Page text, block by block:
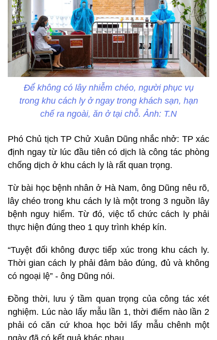
Để không có lây nhiễm chéo, người phục vụ
trong khu cách ly ở ngay trong khách sạn, hạn
chế ra ngoài, ăn ở tại chỗ. Ảnh: T.N
Phó Chủ tịch TP Chử Xuân Dũng nhắc nhở: TP xác
định ngay từ lúc đầu tiên có dịch là công tác phòng
chống dịch ở khu cách ly là rất quan trọng.
Từ bài học bệnh nhân ở Hà Nam, ông Dũng nêu rõ,
lây chéo trong khu cách ly là một trong 3 nguồn lây
bệnh nguy hiểm. Từ đó, việc tổ chức cách ly phải
thực hiện đúng theo 1 quy trình khép kín.
“Tuyệt đối không được tiếp xúc trong khu cách ly.
Thời gian cách ly phải đảm bảo đúng, đủ và không
có ngoại lệ” - ông Dũng nói.
Đồng thời, lưu ý tầm quan trọng của công tác xét
nghiệm. Lúc nào lấy mẫu lần 1, thời điểm nào lần 2
phải có căn cứ khoa học bởi lấy mẫu chênh một